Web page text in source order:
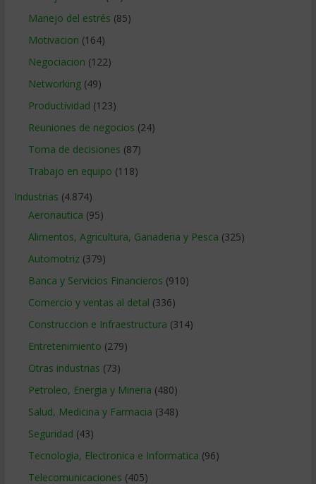
Manejo del estrés (85)
Motivacion (164)
Negociacion (122)
Networking(49)
Productividad (123)
Reuniones de negocios (24)
Toma de decisiones (87)
Trabajo en equipo (118)
Industrias (4.874)
Aeronautica (95)
Alimentos, Agricultura, Ganaderia y Pesca (325)
Automotriz(379)
Banca y Servicios Financieros (910)
Comercio y ventas al detal (336)
Construccion e Infraestructura (314)
Entretenimiento (279)
Otras industrias (73)
Petroleo, Energia y Mineria (480)
Salud, Medicina y Farmacia (348)
Seguridad (43)
Tecnologia, Electronica e Informatica (96)
Telecomunicaciones (405)